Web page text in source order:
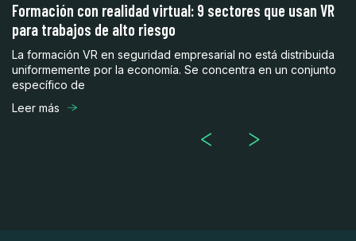
Formación con realidad virtual: 9 sectores que usan VR
para trabajos de alto riesgo
La formación VR en seguridad empresarial no está distribuida
uniformemente por la economía. Se concentra en un conjunto
específico de
Leer más